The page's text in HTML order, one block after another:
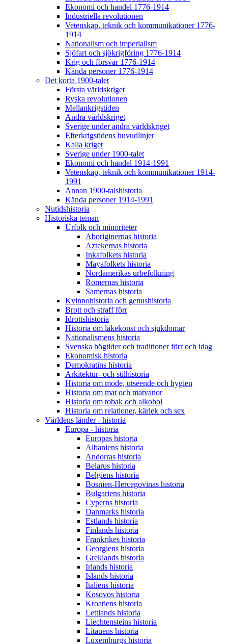
Ekonomi och handel 1776-1914
Industriella revolutionen
Vetenskap, teknik och kommunikationer 1776-
1914
Nationalism och imperialism
Sjöfart och sjökrigföring 1776-1914
Krig och försvar 1776-1914
Kända personer 1776-1914
Det korta 1900-talet
Första världskriget
Ryska revolutionen
Mellankrigstiden
Andra världskriget
Sverige under andra världskriget
Efterkrigstidens huvudlinjer
Kalla kriget
Sverige under 1900-talet
Ekonomi och handel 1914-1991
Vetenskap, teknik och kommunikationer 1914-
1991
Annan 1900-talshistoria
Kända personer 1914-1991
Nutidshistoria
Historiska teman
Urfolk och minoriteter
Aboriginernas historia
Aztekernas historia
Inkafolkets historia
Mayafolkets historia
Nordamerikas urbefolkning
Romernas historia
Samernas historia
Kvinnohistoria och genushistoria
Brott och straff förr
Idrottshistoria
Historia om läkekonst och sjukdomar
Nationalismens historia
Svenska högtider och traditioner förr och idag
Ekonomisk historia
Demokratins historia
Arkitektur- och stilhistoria
Historia om mode, utseende och hygien
Historia om mat och matvanor
Historia om tobak och alkohol
Historia om relationer, kärlek och sex
Världens länder - historia
Europa - historia
Europas historia
Albaniens historia
Andorras historia
Belarus historia
Belgiens historia
Bosnien-Hercegovinas historia
Bulgariens historia
Cyperns historia
Danmarks historia
Estlands historia
Finlands historia
Frankrikes historia
Georgiens historia
Greklands historia
Irlands historia
Islands historia
Italiens historia
Kosovos historia
Kroatiens historia
Lettlands historia
Liechtensteins historia
Litauens historia
Luxemburgs historia